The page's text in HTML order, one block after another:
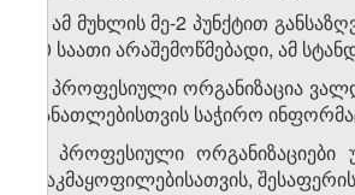
6. ამ მუხლის მე-2 პუნქტით
30 საათი არაშემოწმებადი, ამ
7. პროფესიული ორგანიზაცია
განათლებისთვის საჭირო
8. პროფესიული
დაკმაყოფილებისათვის,